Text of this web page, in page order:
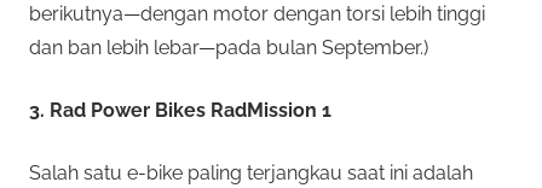
berikutnya—dengan motor dengan torsi lebih tinggi
dan ban lebih lebar—pada bulan September.)
3. Rad Power Bikes RadMission 1
Salah satu e-bike paling terjangkau saat ini adalah